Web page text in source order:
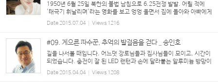
1950년 6월 25일 북한의 불법 남침으로 6.25전쟁 발발. 어릴 적에
'태극기 휘날리며'라는 영화를 보고 엉엉 울면서 집에 돌아와 아빠에게
군인 하지 말라고 떼를 썼던 기억이 납니다. 그때의 저는 지금 전쟁이
난다면 50년대 전쟁과 같을 것이라고 생각했나 ...
Date2015.07.04 Views 1216
#09. 게으른 파수꾼, 추억의 발걸음을 걷다 _ 송인호
길을 나서볼 때입니다. 어느덧 장로님들과 집사님들이 모이고, 시간이
되었습니다. 충전이 잘 된 LED 랜턴과 손에 달라붙는 알루미늄 방망이
하나를 집어 들고 말입니다. 첫 행선지는 내 맘대로 정한 순서대로 예
전 회계실 건물입니다. 손전등을 비춰가며 ...
Date2015.04.04 Views 1208